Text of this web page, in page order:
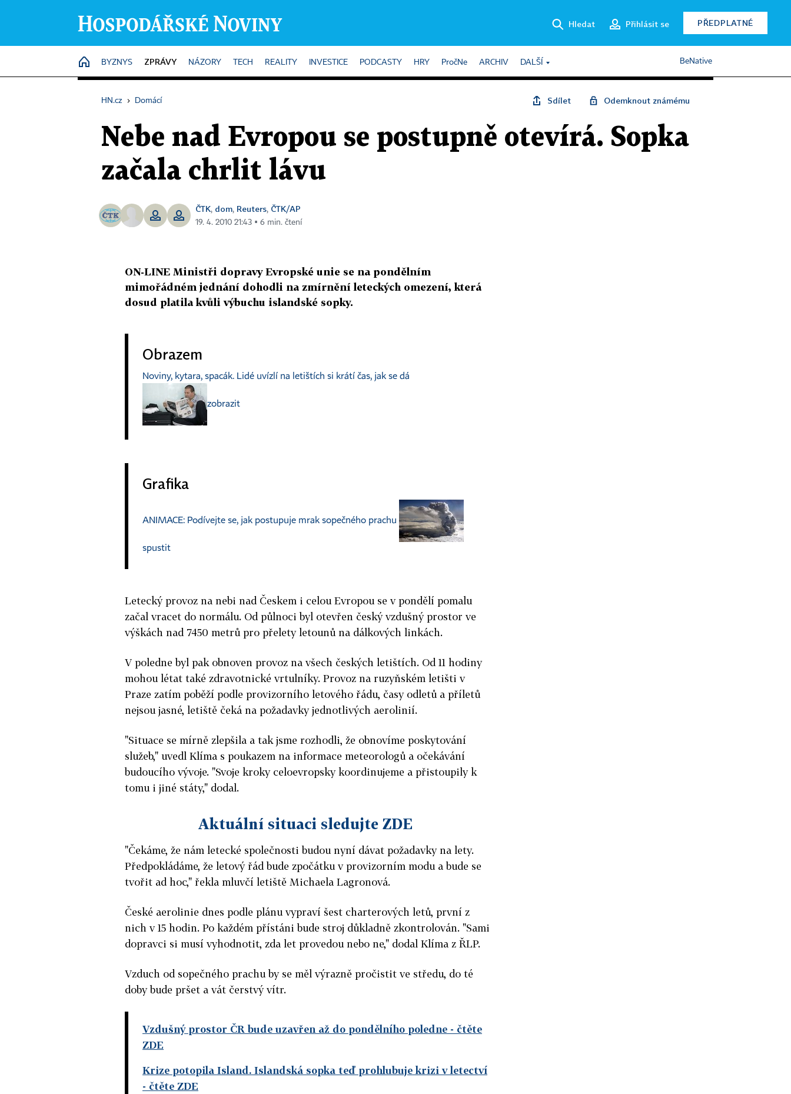
Hledat Přihlásit se PŘEDPLATNÉ
HOME
BYZNYS ZPRÁVY NÁZORY TECH REALITY INVESTICE PODCASTY HRY PročNe ARCHIV DALŠÍ BeNative
HN.cz › Domácí Sdílet Odemknout známému
Nebe nad Evropou se postupně otevírá. Sopka
začala chrlit lávu
ČTK, dom, Reuters, ČTK/AP
19. 4. 2010 21:43 ▪ 6 min. čtení
ON-LINE Ministři dopravy Evropské unie se na pondělním
mimořádném jednání dohodli na zmírnění leteckých omezení, která
dosud platila kvůli výbuchu islandské sopky.
Obrazem
Noviny, kytara, spacák. Lidé uvízlí na letištích si krátí čas, jak se dá
zobrazit
Grafika
ANIMACE: Podívejte se, jak postupuje mrak sopečného prachu
spustit
Letecký provoz na nebi nad Českem i celou Evropou se v pondělí pomalu
začal vracet do normálu. Od půlnoci byl otevřen český vzdušný prostor ve
výškách nad 7450 metrů pro přelety letounů na dálkových linkách.
V poledne byl pak obnoven provoz na všech českých letištích. Od 11 hodiny
mohou létat také zdravotnické vrtulníky. Provoz na ruzyňském letišti v
Praze zatím poběží podle provizorního letového řádu, časy odletů a příletů
nejsou jasné, letiště čeká na požadavky jednotlivých aerolinií.
"Situace se mírně zlepšila a tak jsme rozhodli, že obnovíme poskytování
služeb," uvedl Klíma s poukazem na informace meteorologů a očekávání
budoucího vývoje. "Svoje kroky celoevropsky koordinujeme a přistoupily k
tomu i jiné státy," dodal.
Aktuální situaci sledujte ZDE
"Čekáme, že nám letecké společnosti budou nyní dávat požadavky na lety.
Předpokládáme, že letový řád bude zpočátku v provizorním modu a bude se
tvořit ad hoc," řekla mluvčí letiště Michaela Lagronová.
České aerolinie dnes podle plánu vypraví šest charterových letů, první z
nich v 15 hodin. Po každém přístáni bude stroj důkladně zkontrolován. "Sami
dopravci si musí vyhodnotit, zda let provedou nebo ne," dodal Klíma z ŘLP.
Vzduch od sopečného prachu by se měl výrazně pročistit ve středu, do té
doby bude pršet a vát čerstvý vítr.
Vzdušný prostor ČR bude uzavřen až do pondělního poledne - čtěte
ZDE
Krize potopila Island. Islandská sopka teď prohlubuje krizi v letectví
- čtěte ZDE